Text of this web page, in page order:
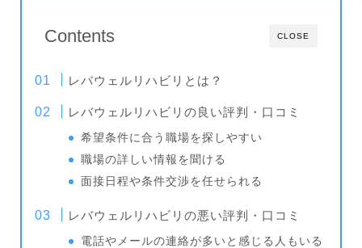
CLOSE
Contents
レバウェルリハビリとは？
レバウェルリハビリの良い評判・口コミ
希望条件に合う職場を探しやすい
職場の詳しい情報を聞ける
面接日程や条件交渉を任せられる
レバウェルリハビリの悪い評判・口コミ
電話やメールの連絡が多いと感じる人もいる